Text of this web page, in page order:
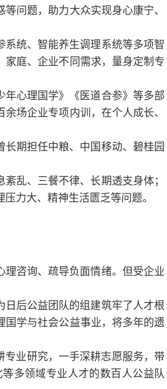
问题，助力大众实现身心康宁、
统、智能养生调理系统等多项智
家庭、企业不同需求，量身定制专
年心理国学》《医道合参》等多部
场企业专项内训，在个人成长、
期担任中粮、中国移动、碧桂园
乱、三餐不律、长期透支身体；
力大、精神生活匮乏等问题。
咨询、疏导负面情绪。但受企业
后公益团队的组建筑牢了人才根
国学与社会公益事业，将多年的遗
业研究，一手深耕志愿服务，带
多领域专业人才的数百人公益队